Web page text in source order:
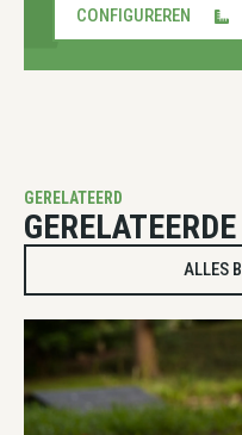
CONFIGUREREN
GERELATEERD
ALLES